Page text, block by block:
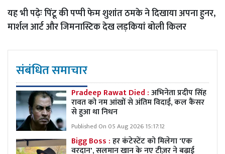
यह भी पढ़ेःपिंटू की पप्पी फेम शुशांत ठमके ने दिखाया अपना हुनर,
मार्शल आर्ट और जिमनास्टिक देख लड़कियां बोली किलर
संबंधित समाचार
Pradeep Rawat Died :अभिनेता प्रदीप सिंह
रावत को नम आंखों से अंतिम विदाई, कल कैंसर
से हुआ था निधन
Published On 05 Aug 2026 15:17:12
Bigg Boss :हर कंटेस्टेंट को मिलेगा 'एक
वरदान', सलमान खान के नए टीज़र ने बढ़ाई